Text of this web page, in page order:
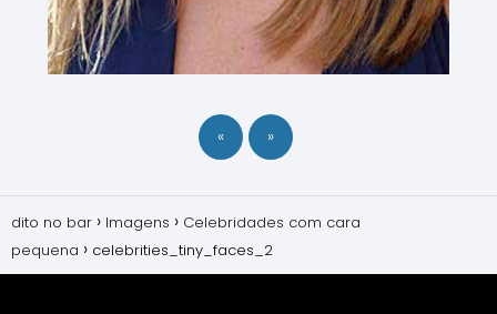
« »
dito no bar Imagens
Celebridades com cara
pequena
celebrities_tiny_faces_2